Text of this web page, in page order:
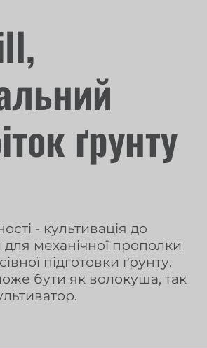
ґрунту
- культивація до
для механічної прополки
підготовки ґрунту.
бути як волокуша, так